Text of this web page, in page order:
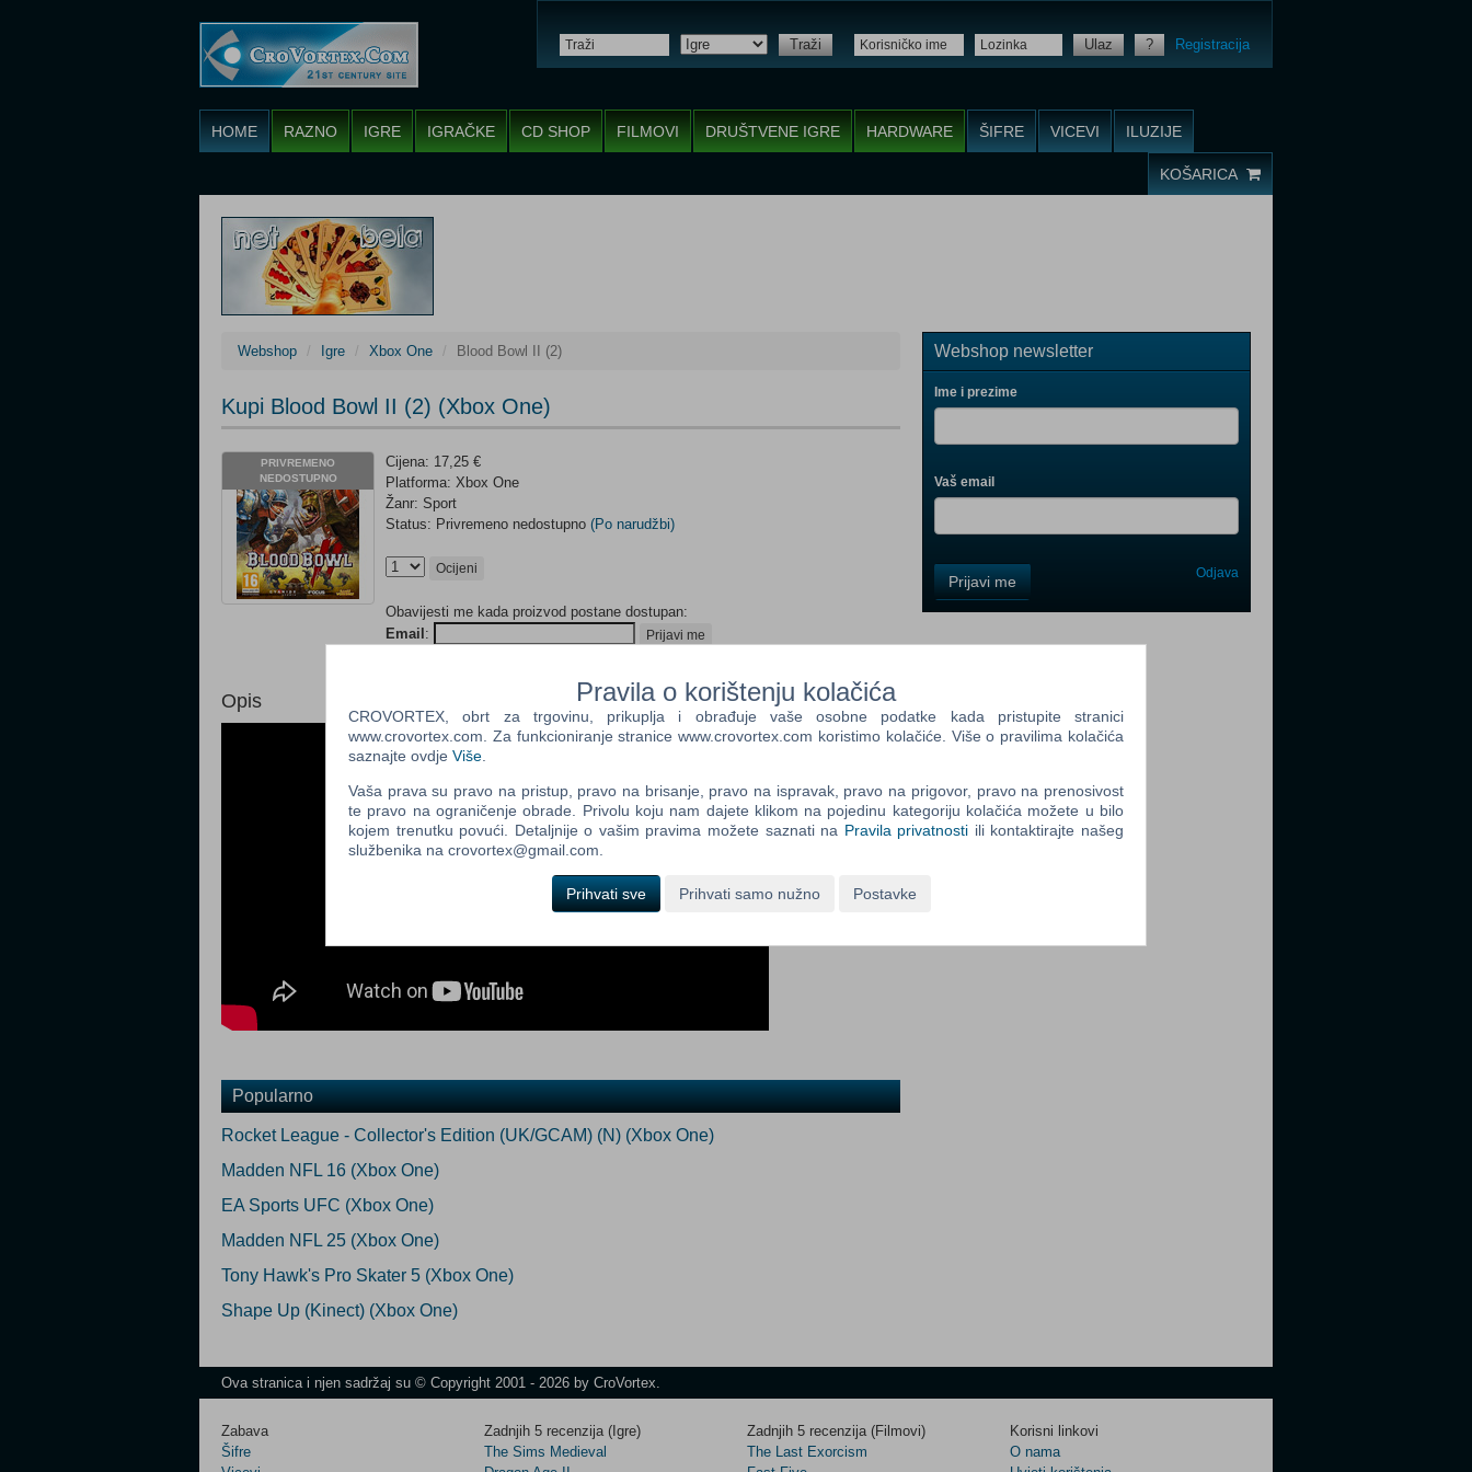
Traži Ulaz ? Registracija
HOME RAZNO IGRE IGRAČKE CD SHOP FILMOVI DRUŠTVENE IGRE HARDWARE ŠIFRE VICEVI ILUZIJE
KOŠARICA
Webshop Igre Xbox One Blood Bowl II (2)
Kupi Blood Bowl II (2) (Xbox One)
PRIVREMENO
NEDOSTUPNO
Cijena: 17,25 €
Platforma: Xbox One
Žanr: Sport
Status: Privremeno nedostupno (Po narudžbi)
Ocijeni
Obavijesti me kada proizvod postane dostupan:
Email : Prijavi me
Opis
Popularno
Rocket League - Collector's Edition (UK/GCAM) (N) (Xbox One)
Madden NFL 16 (Xbox One)
EA Sports UFC (Xbox One)
Madden NFL 25 (Xbox One)
Tony Hawk's Pro Skater 5 (Xbox One)
Shape Up (Kinect) (Xbox One)
Webshop newsletter
Ime i prezime
Vaš email
Field
One
Control
Field
Prijavi me Odjava
Ova stranica i njen sadržaj su © Copyright 2001 - 2026 by CroVortex.
Zabava
Šifre
Zadnjih 5 recenzija (Igre)
The Sims Medieval
Zadnjih 5 recenzija (Filmovi)
The Last Exorcism
Korisni linkovi
O nama
Pravila o korištenju kolačića
CROVORTEX, obrt za trgovinu, prikuplja i obrađuje vaše osobne podatke kada pristupite stranici
www.crovortex.com. Za funkcioniranje stranice www.crovortex.com koristimo kolačiće. Više o pravilima kolačića
saznajte ovdje Više
Vaša prava su pravo na pristup, pravo na brisanje, pravo na ispravak, pravo na prigovor, pravo na prenosivost
te pravo na ograničenje obrade. Privolu koju nam dajete klikom na pojedinu kategoriju kolačića možete u bilo
kojem trenutku povući. Detaljnije o vašim pravima možete saznati na Pravila privatnosti ili kontaktirajte našeg
službenika na crovortex@gmail.com.
Prihvati sve Prihvati samo nužno Postavke